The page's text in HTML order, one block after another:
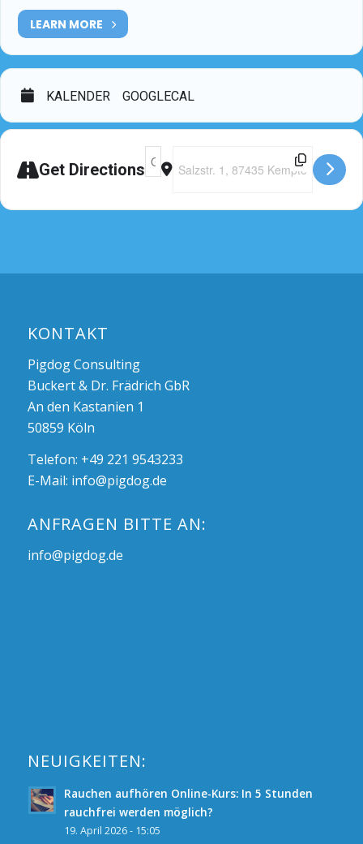
LEARN MORE
KALENDER GOOGLECAL
Get Directions
Adresse - Seminar Kempten [vhmfyczqy]
Destination Address - Seminar
KONTAKT
Pigdog Consulting
Buckert & Dr. Frädrich GbR
An den Kastanien 1
50859 Köln
Telefon: +49 221 9543233
E-Mail: info@pigdog.de
ANFRAGEN BITTE AN:
info@pigdog.de
NEUIGKEITEN:
Rauchen aufhören Online-Kurs: In 5 Stunden
rauchfrei werden möglich?
19. April 2026 - 15:05